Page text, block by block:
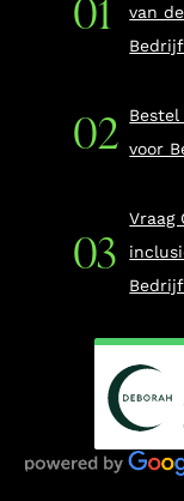
van
voor
Vraag